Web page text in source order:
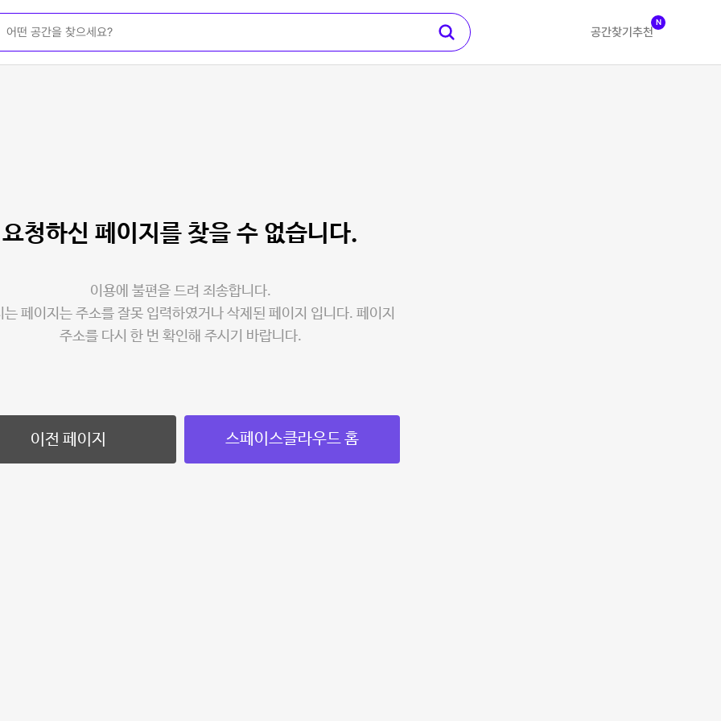
공간찾기 추천
N
요청하신 페이지를 찾을 수 없습니다.
이용에 불편을 드려 죄송합니다.
는 페이지는 주소를 잘못 입력하였거나 삭제된 페이지 입니다. 페이지
주소를 다시 한 번 확인해 주시기 바랍니다.
이전 페이지 스페이스클라우드 홈